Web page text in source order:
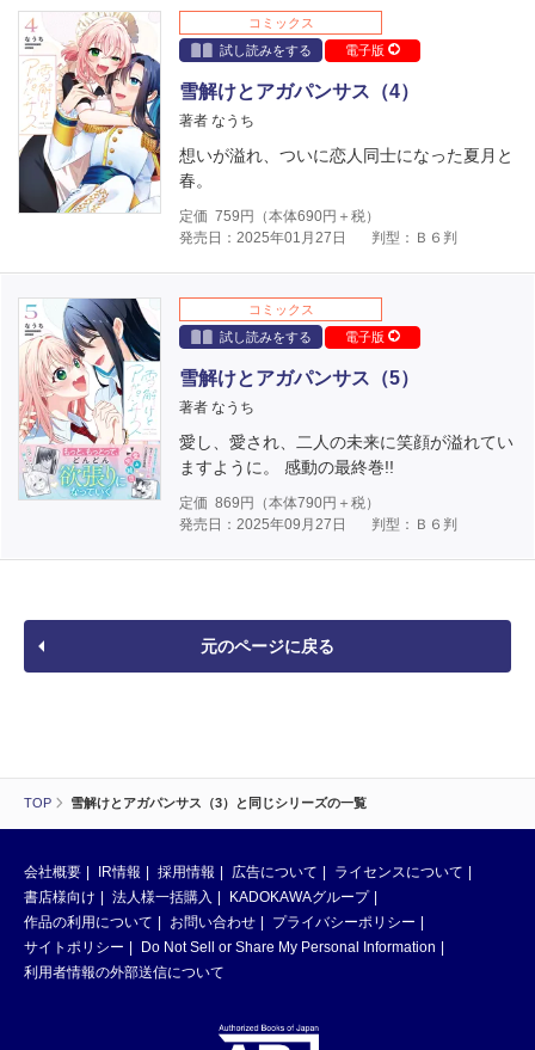
TOP 雪解けとアガパンサス（3）と同じシリーズの一覧
コミックス
試し読みをする
電子版
雪解けとアガパンサス（4）
著者 なうち
想いが溢れ、ついに恋人同士になった夏月と
春。
定価 759 円（本体690円＋税）
発売日：2025年01月27日
判型：Ｂ６判
コミックス
試し読みをする
電子版
雪解けとアガパンサス（5）
著者 なうち
愛し、愛され、二人の未来に笑顔が溢れてい
ますように。 感動の最終巻!!
定価 869 円（本体790円＋税）
発売日：2025年09月27日
判型：Ｂ６判
元のページに戻る
会社概要 IR情報 採用情報 広告について
ライセンスについて
書店様向け
法人様一括購入
KADOKAWAグループ
作品の利用について
お問い合わせ
プライバシーポリシー
サイトポリシー
Do Not Sell or Share My Personal Information
利用者情報の外部送信について